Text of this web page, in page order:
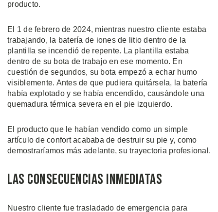
producto.
El 1 de febrero de 2024, mientras nuestro cliente estaba
trabajando, la batería de iones de litio dentro de la
plantilla se incendió de repente. La plantilla estaba
dentro de su bota de trabajo en ese momento. En
cuestión de segundos, su bota empezó a echar humo
visiblemente. Antes de que pudiera quitársela, la batería
había explotado y se había encendido, causándole una
quemadura térmica severa en el pie izquierdo.
El producto que le habían vendido como un simple
artículo de confort acababa de destruir su pie y, como
demostraríamos más adelante, su trayectoria profesional.
Las Consecuencias Inmediatas
Nuestro cliente fue trasladado de emergencia para